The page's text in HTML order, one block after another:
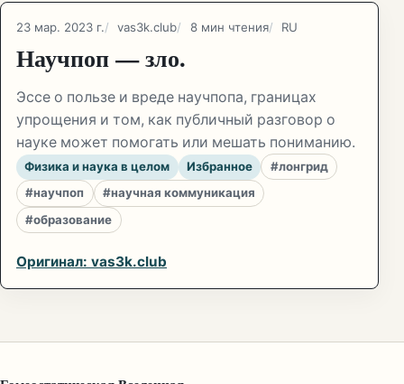
23 мар. 2023 г. vas3k.club 8 мин чтения RU
Научпоп — зло.
Эссе о пользе и вреде научпопа, границах
упрощения и том, как публичный разговор о
науке может помогать или мешать пониманию.
Физика и наука в целом Избранное
#лонгрид
#научпоп
#научная коммуникация
#образование
Оригинал: vas3k.club